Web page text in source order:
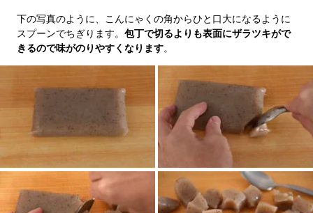
下の写真のように、こんにゃくの角からひと口大になるように
スプーンでちぎります。 包丁で切るよりも表面にザラツキがで
きるので味がのりやすくなります。